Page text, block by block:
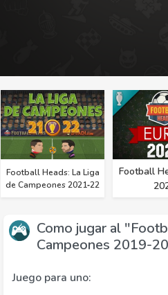
Football Heads: La Liga
de Campeones 2021‑22
Football
Como jugar al
Campeones 2019-
Juego para uno: